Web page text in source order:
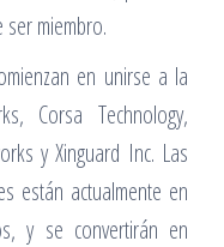
miembro.
en unirse a la
Corsa Technology,
y Xinguard Inc. Las
están actualmente en
y se convertirán en